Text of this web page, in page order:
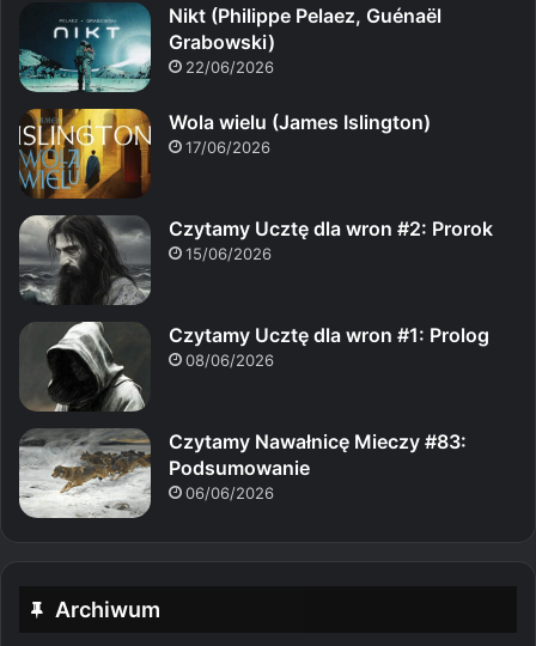
Nikt (Philippe Pelaez, Guénaël
Grabowski)
22/06/2026
Wola wielu (James Islington)
17/06/2026
Czytamy Ucztę dla wron #2: Prorok
15/06/2026
Czytamy Ucztę dla wron #1: Prolog
08/06/2026
Czytamy Nawałnicę Mieczy #83:
Podsumowanie
06/06/2026
Archiwum